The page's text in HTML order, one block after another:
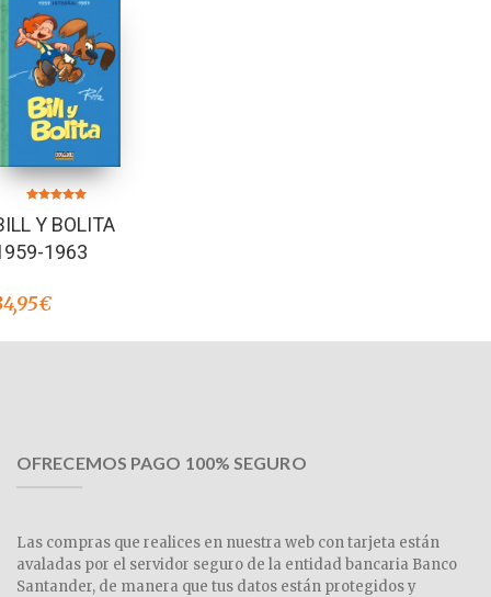
5.00
de 5Y BOLITA
1963
€
OFRECEMOS PAGO 100% SEGURO
Las compras que realices en nuestra web con tarjeta están
avaladas por el servidor seguro de la entidad bancaria Banco
Santander, de manera que tus datos están protegidos y